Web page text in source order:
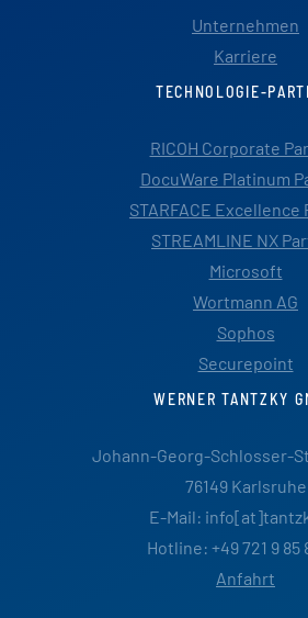
Unternehmen
Karriere
TECHNOLOGIE-
RICOH Corporate
DocuWare Platinum
STARFACE Excellence
STREAMLINE NX
Microsoft
Wortmann AG
Sophos
Securepoint
WERNER TANTZKY
Johann-Georg-Schlosser-
76149 Karlsruhe
E-Mail:
Hotline: +49 721 9 85
Anfahrt